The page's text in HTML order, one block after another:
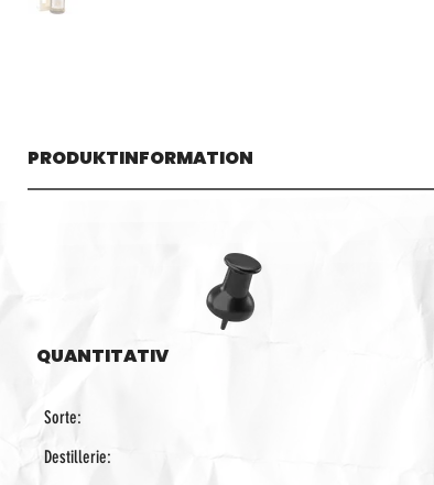
PRODUKTINFORMATION
QUANTITATIV
Sorte:
Destillerie: